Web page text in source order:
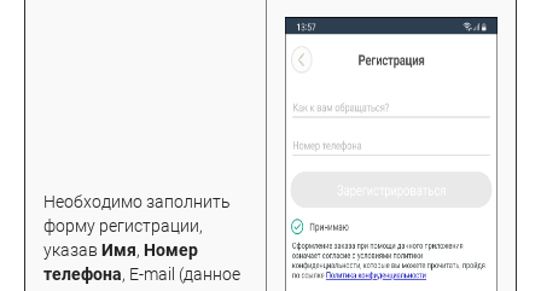
Необходимо заполнить
форму регистрации,
указав Имя, Номер
телефона, E-mail (данное